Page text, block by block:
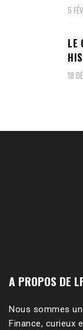
5
LE
18
A PROPOS DE
Nous sommes
Finance, curieux